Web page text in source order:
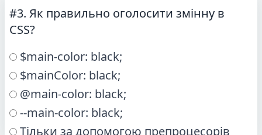
#3. Як правильно оголосити змінну в
CSS?
$main-color: black;
$mainColor: black;
@main-color: black;
--main-color: black;
Тільки за допомогою препроцесорів